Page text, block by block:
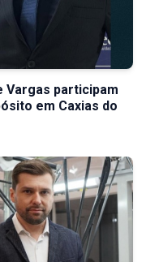
Vargas participam
em Caxias do